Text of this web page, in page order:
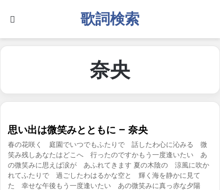
歌詞検索
奈央
思い出は微笑みとともに – 奈央
春の花咲く 庭園でいつでもふたりで 話したわ心に沁みる 微
笑み残しあなたはどこへ 行ったのですかもう一度逢いたい あ
の微笑みに思えば涙が あふれてきます 夏の木陰の 涼風に吹か
れてふたりで 過ごしたわはるかな空と 輝く海を静かに見て
た 幸せな午後もう一度逢いたい あの微笑みに真っ赤な夕陽